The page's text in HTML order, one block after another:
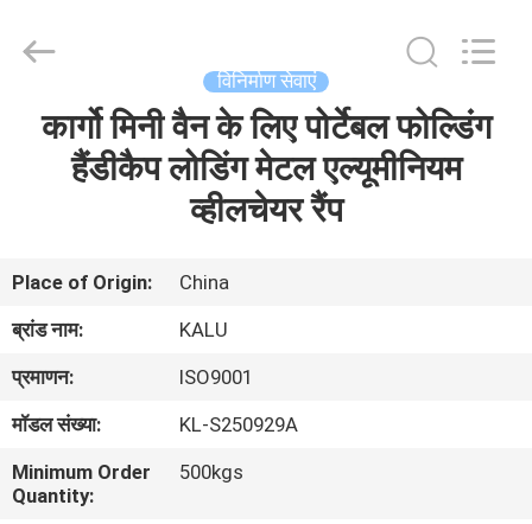
वीआर
दिखाएँ
हमारे
बारे
में
Rights
विनिर्माण सेवाएं
कार्गो मिनी वैन के लिए पोर्टेबल फोल्डिंग
हैंडीकैप लोडिंग मेटल एल्यूमीनियम
व्हीलचेयर रैंप
Place of Origin:
China
ब्रांड नाम:
KALU
प्रमाणन:
ISO9001
मॉडल संख्या:
KL-S250929A
Minimum Order
Quantity:
500kgs